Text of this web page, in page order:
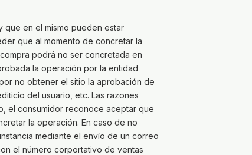
que en el mismo pueden estar
que al momento de concretar la
podrá no ser concretada en
la operación por la entidad
no obtener el sitio la aprobación de
del usuario, etc. Las razones
el consumidor reconoce aceptar que
la operación. En caso de no
mediante el envío de un correo
el número corportativo de ventas